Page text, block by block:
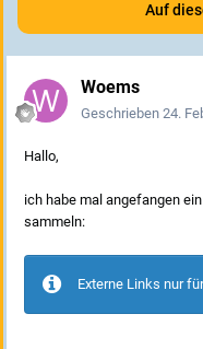
Auf
Woems
Geschrieben 24.
Hallo,
ich habe mal angefangen
sammeln:
Externe Links nur